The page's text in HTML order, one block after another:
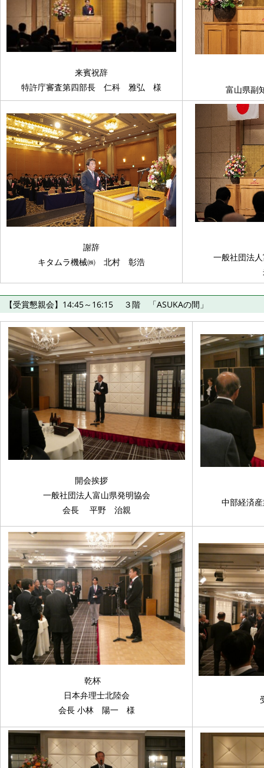
来賓祝辞
特許庁審査第四部長 仁科 雅弘 様
富山県
謝辞
キタムラ機械㈱ 北村 彰浩
一般社団法
【受賞懇親会】14:45～16:15 ３階 「ASUKAの間」
開会挨拶
一般社団法人富山県発明協会
会長 平野 治親
中部経済
乾杯
日本弁理士北陸会
会長 小林 陽一 様